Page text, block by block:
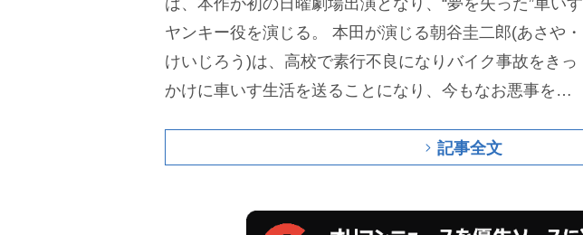
は、本作が初の日曜劇場出演となり、“夢を失った”車いす
ヤンキー役を演じる。
本田が演じる朝谷圭二郎(あさや・
けいじろう)は、高校で素行不良になりバイク事故をきっ
かけに車いす生活を送ることになり、今もなお悪事を働
記事全文